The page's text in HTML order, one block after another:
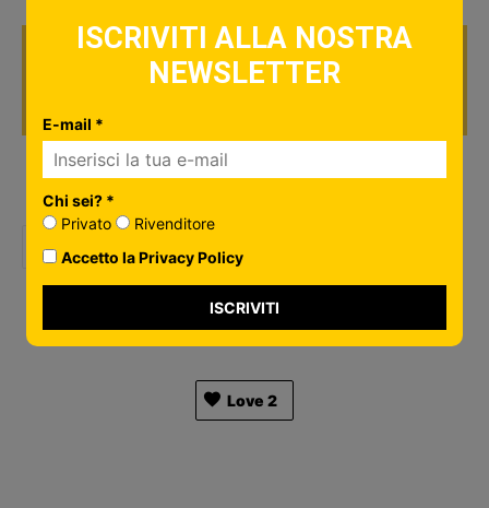
Ti è piaciuto questo articolo?
Love 2
Migliori formati video
Dash cam: come si
ISCRIVITI ALLA NOSTRA
NEWSLETTER
E-mail *
Chi sei? *
Privato
Rivenditore
Accetto la Privacy Policy
ISCRIVITI